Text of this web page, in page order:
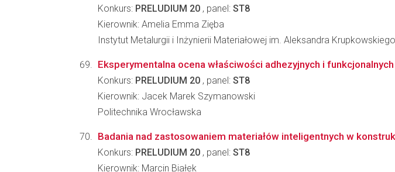
Konkurs: PRELUDIUM 20 , panel: ST8
Kierownik: Amelia Emma Zięba
Instytut Metalurgii i Inżynierii Materiałowej im. Aleksandra
Eksperymentalna ocena właściwości adhezyjnych i
Konkurs: PRELUDIUM 20 , panel: ST8
Kierownik: Jacek Marek Szymanowski
Politechnika Wrocławska
Badania nad zastosowaniem materiałów inteligentnych w
Konkurs: PRELUDIUM 20 , panel: ST8
Kierownik: Marcin Białek